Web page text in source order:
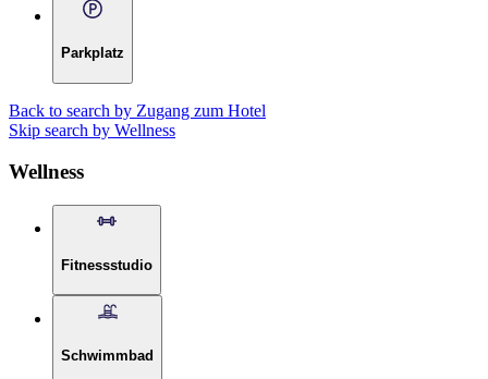
Parkplatz
Back to search by Zugang zum Hotel
Skip search by Wellness
Wellness
Fitnessstudio
Schwimmbad